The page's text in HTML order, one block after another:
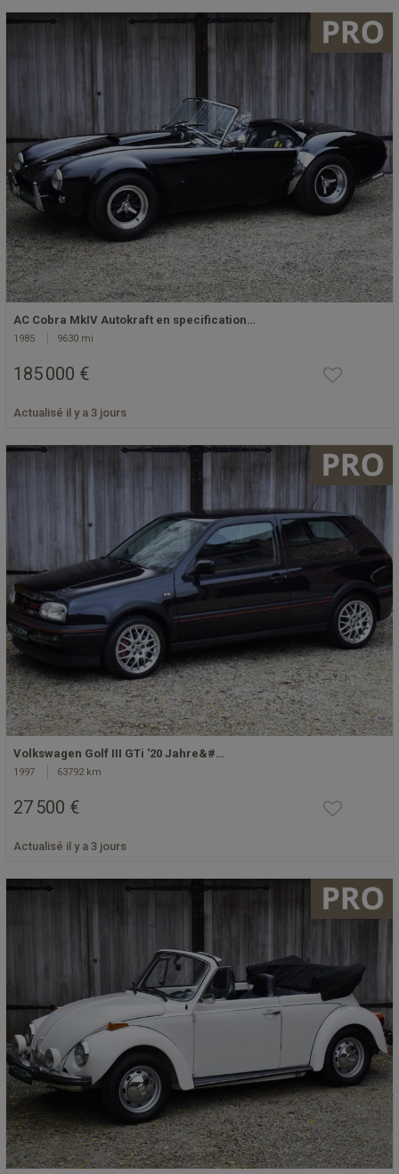
AC Cobra MkIV Autokraft en specification…
1985 9630 mi
185 000 €
Actualisé il y a 3 jours
Volkswagen Golf III GTi '20 Jahre&#…
1997 63792 km
27 500 €
Actualisé il y a 3 jours